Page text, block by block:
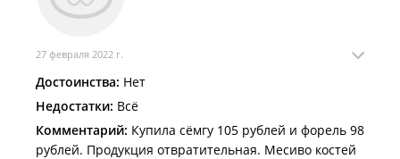
27 февраля 2022 г.
Достоинства: Нет
Недостатки: Всё
Комментарий: Купила сёмгу 105 рублей и форель 98
рублей. Продукция отвратительная. Месиво костей